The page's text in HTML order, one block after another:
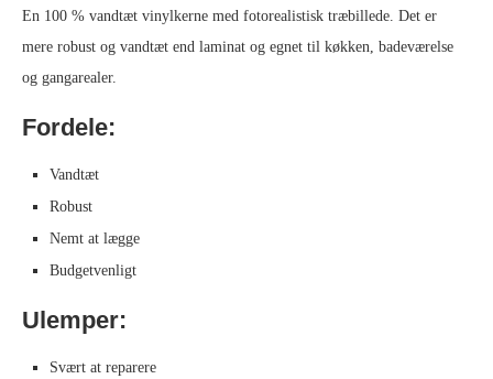
En 100 % vandtæt vinylkerne med fotorealistisk træbillede. Det er
mere robust og vandtæt end laminat og egnet til køkken, badeværelse
og gangarealer.
Fordele:
Vandtæt
Robust
Nemt at lægge
Budgetvenligt
Ulemper:
Svært at reparere